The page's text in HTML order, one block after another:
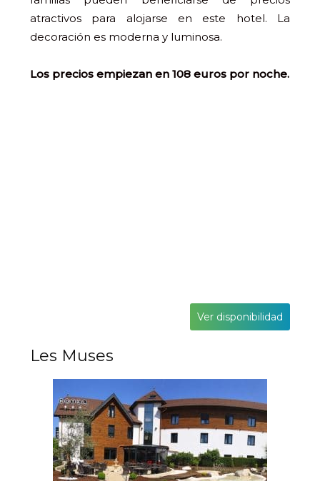
atractivos para alojarse en este hotel. La
decoración es moderna y luminosa.
Los precios empiezan en 108 euros por noche.
Ver disponibilidad
Les Muses